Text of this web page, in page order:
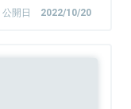
公開日 2022/10/20